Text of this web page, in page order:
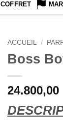
COFFRET
ACCUEIL /
Boss
24.800,00